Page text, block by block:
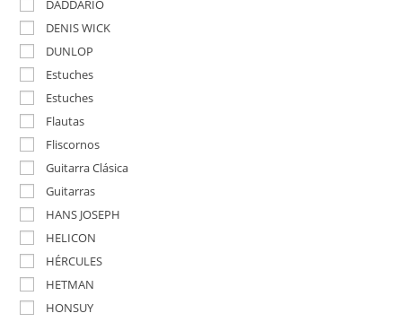
DADDARIO
DENIS WICK
DUNLOP
Estuches
Estuches
Flautas
Fliscornos
Guitarra Clásica
Guitarras
HANS JOSEPH
HELICON
HÉRCULES
HETMAN
HONSUY